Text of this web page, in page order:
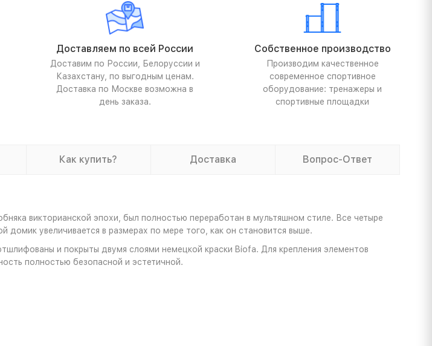
Доставляем по всей России
Доставим по России, Белоруссии и
Казахстану, по выгодным ценам.
Доставка по Москве возможна в
день заказа.
Собственное производство
Производим качественное
современное спортивное
оборудование: тренажеры и
спортивные площадки
Как купить? Доставка Вопрос-Ответ
викторианской эпохи, был полностью переработан в мультяшном стиле. Все четыре
домик увеличивается в размерах по мере того, как он становится выше.
и покрыты двумя слоями немецкой краски Biofa. Для крепления элементов
полностью безопасной и эстетичной.